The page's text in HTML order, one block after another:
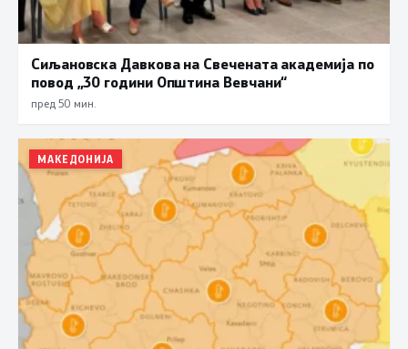
Сиљановска Давкова на Свечената академија по
повод „30 години Општина Вевчани“
пред 50 мин.
МАКЕДОНИЈА